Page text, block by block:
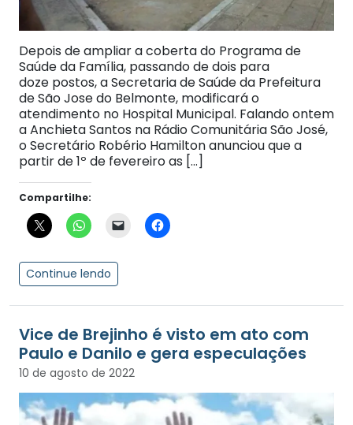
Depois de ampliar a coberta do Programa de
Saúde da Família, passando de dois para
doze postos, a Secretaria de Saúde da Prefeitura
de São Jose do Belmonte, modificará o
atendimento no Hospital Municipal. Falando ontem
a Anchieta Santos na Rádio Comunitária São José,
o Secretário Robério Hamilton anunciou que a
partir de 1º de fevereiro as […]
Compartilhe:
Continue lendo
Vice de Brejinho é visto em ato com
Paulo e Danilo e gera especulações
10 de agosto de 2022